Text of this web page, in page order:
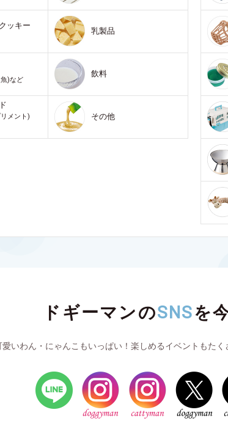
ッキー
乳製品
)など
飲料
メント)
その他
ドギーマンのSNSを
愛いわん・にゃんこもいっぱい！楽しめるイベントもたく